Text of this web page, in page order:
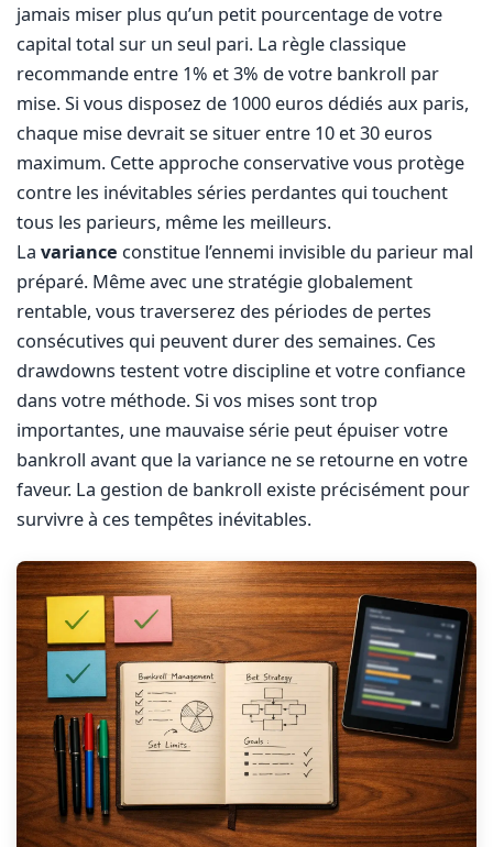
jamais miser plus qu’un petit pourcentage de votre
capital total sur un seul pari. La règle classique
recommande entre 1% et 3% de votre bankroll par
mise. Si vous disposez de 1000 euros dédiés aux paris,
chaque mise devrait se situer entre 10 et 30 euros
maximum. Cette approche conservative vous protège
contre les inévitables séries perdantes qui touchent
tous les parieurs, même les meilleurs.
La variance constitue l’ennemi invisible du parieur mal
préparé. Même avec une stratégie globalement
rentable, vous traverserez des périodes de pertes
consécutives qui peuvent durer des semaines. Ces
drawdowns testent votre discipline et votre confiance
dans votre méthode. Si vos mises sont trop
importantes, une mauvaise série peut épuiser votre
bankroll avant que la variance ne se retourne en votre
faveur. La gestion de bankroll existe précisément pour
survivre à ces tempêtes inévitables.